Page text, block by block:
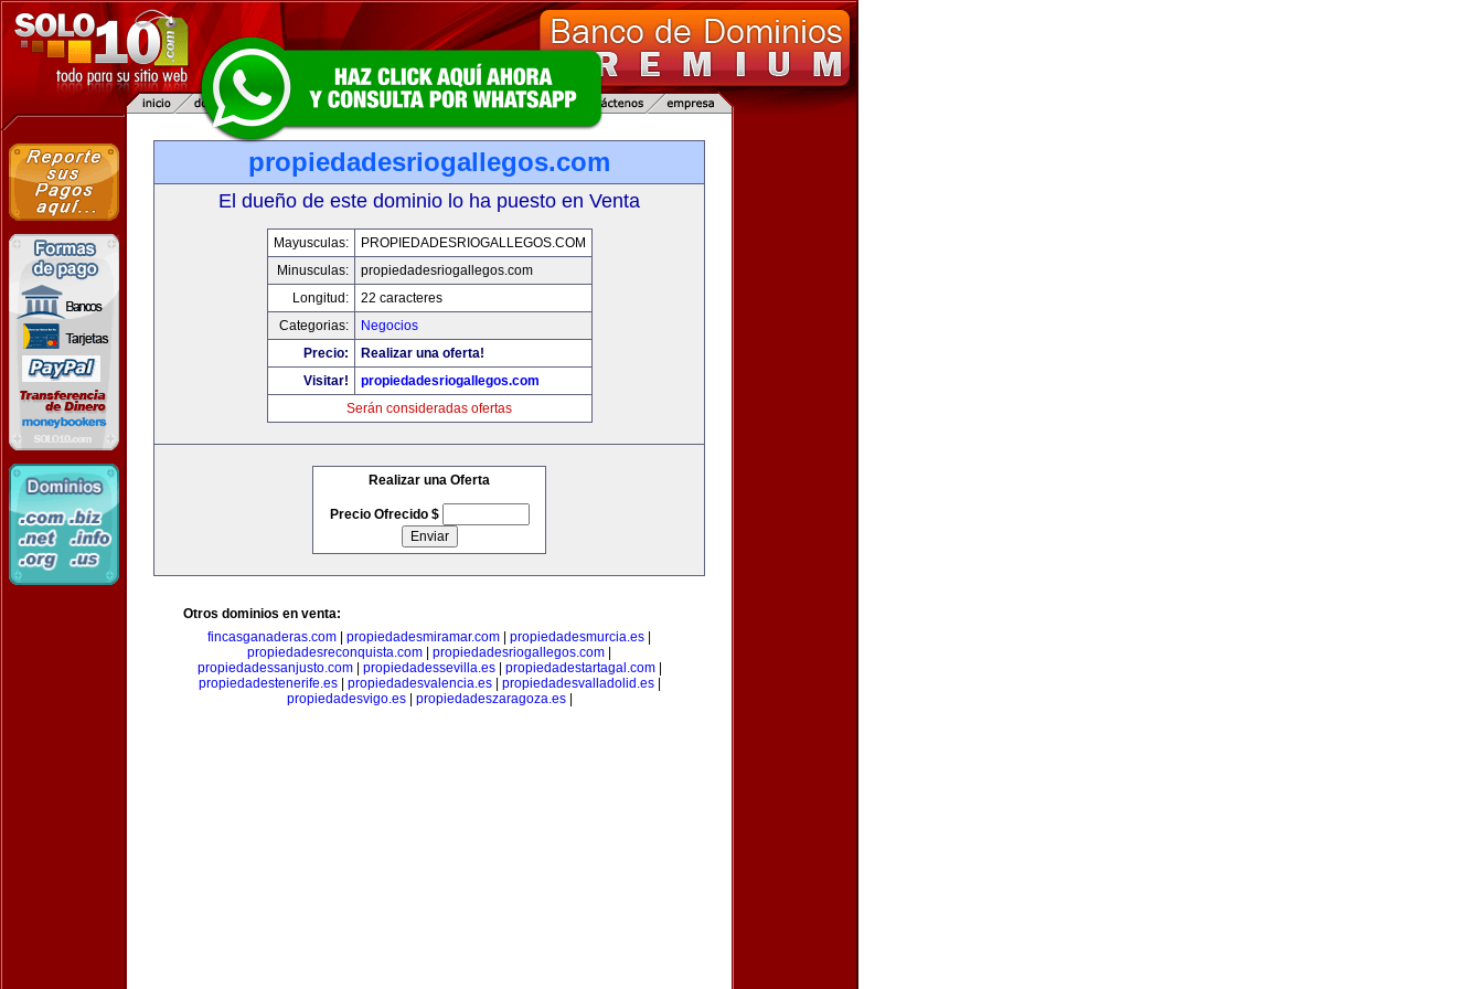
propiedadesriogallegos.com
El dueño de este dominio lo ha puesto en Venta
Mayusculas:
PROPIEDADESRIOGALLEGOS.COM
Minusculas:
propiedadesriogallegos.com
Longitud:
22 caracteres
Categorias:
Negocios
Precio:
Realizar una oferta!
Visitar!
propiedadesriogallegos.com
Serán consideradas ofertas
Realizar una Oferta
Precio Ofrecido $
Otros dominios en venta:
fincasganaderas.com
propiedadesmiramar.com propiedadesmurcia.es
propiedadesreconquista.com
propiedadesriogallegos.com
propiedadessanjusto.com| propiedadessevilla.es| propiedadestartagal.com|
propiedadestenerife.es| propiedadesvalencia.es| propiedadesvalladolid.es|
propiedadesvigo.es| propiedadeszaragoza.es|